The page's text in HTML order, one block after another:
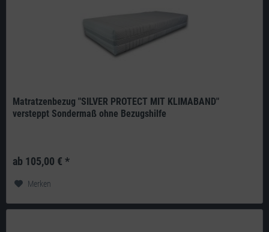
Matratzenbezug "SILVER PROTECT MIT KLIMABAND"
versteppt Sondermaß ohne Bezugshilfe
ab 105,00 € *
Merken